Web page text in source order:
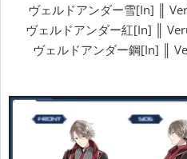
ヴェルドアンダー雪[In] ║
ヴェルドアンダー紅[In] ║
ヴェルドアンダー鋼[In] ║